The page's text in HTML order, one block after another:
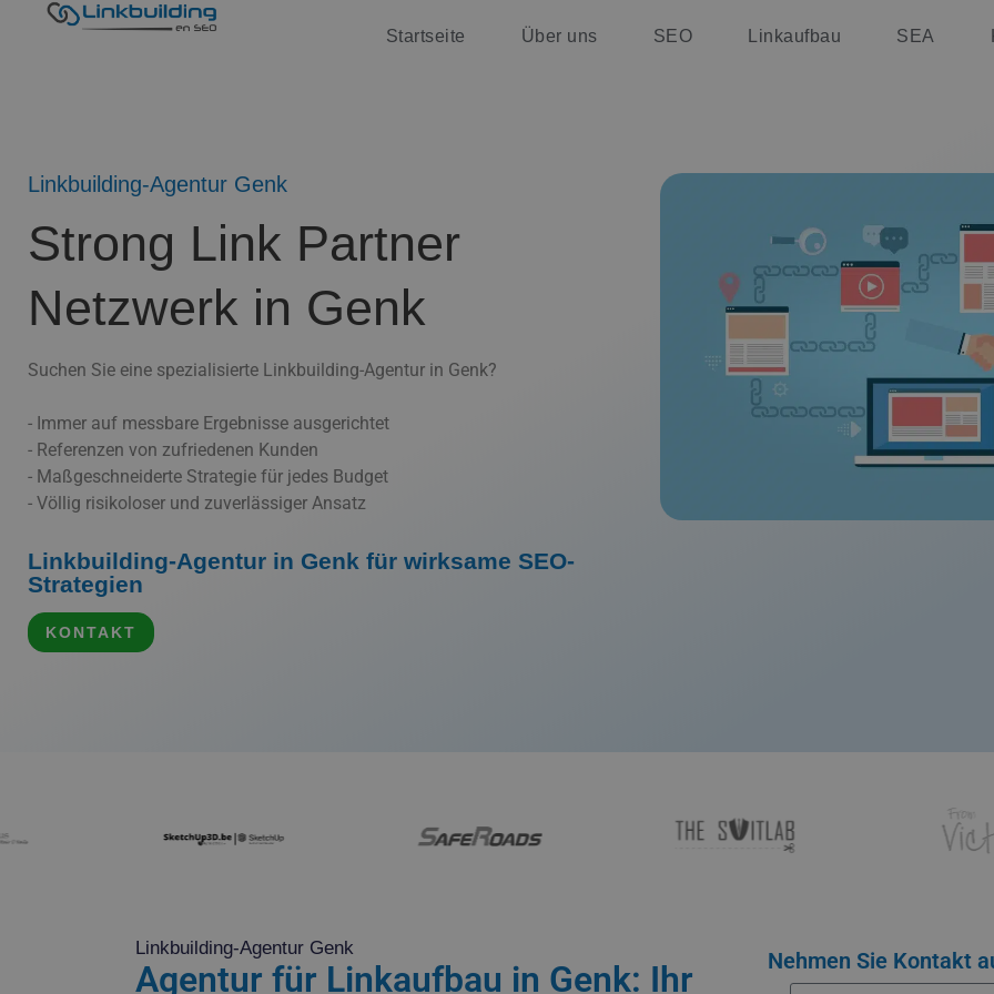
Startseite Über uns SEO Linkaufbau SEA
Linkbuilding-Agentur Genk
Strong Link Partner
Netzwerk in Genk
Suchen Sie eine spezialisierte Linkbuilding-Agentur in Genk?
- Immer auf messbare Ergebnisse ausgerichtet
- Referenzen von zufriedenen Kunden
- Maßgeschneiderte Strategie für jedes Budget
- Völlig risikoloser und zuverlässiger Ansatz
Linkbuilding-Agentur in Genk für wirksame SEO-
Strategien
KONTAKT
Linkbuilding-Agentur Genk
Agentur für Linkaufbau in Genk: Ihr Nehmen Sie Kontakt